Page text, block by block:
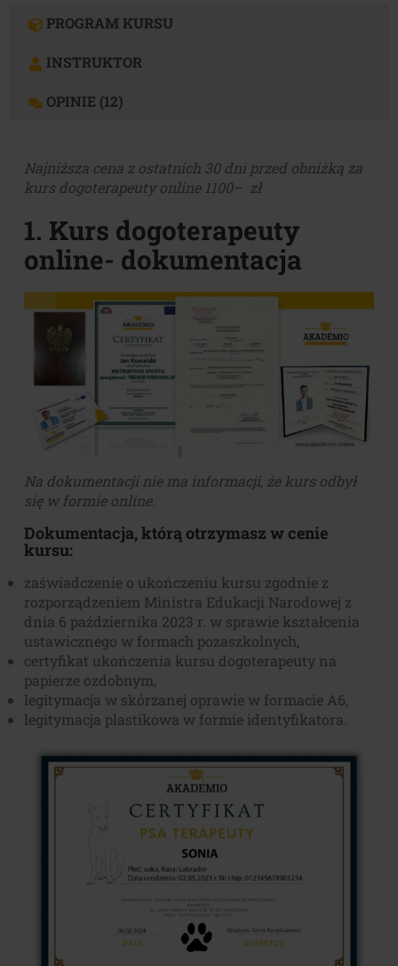
PROGRAM KURSU
INSTRUKTOR
OPINIE (12)
Najniższa cena z ostatnich 30 dni przed obniżką za
kurs dogoterapeuty online 1100– zł
1. Kurs dogoterapeuty
online- dokumentacja
Na dokumentacji nie ma informacji, że kurs odbył
się w formie online.
Dokumentacja, którą otrzymasz w cenie
kursu:
zaświadczenie o ukończeniu kursu zgodnie z
rozporządzeniem Ministra Edukacji Narodowej z
dnia 6 października 2023 r. w sprawie kształcenia
ustawicznego w formach pozaszkolnych,
certyfikat ukończenia kursu dogoterapeuty na
papierze ozdobnym,
legitymacja w skórzanej oprawie w formacie A6,
legitymacja plastikowa w formie identyfikatora.